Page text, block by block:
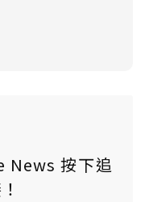
News 按下追